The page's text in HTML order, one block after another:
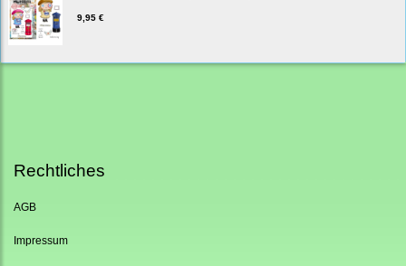
9,95 €
Rechtliches
AGB
Impressum